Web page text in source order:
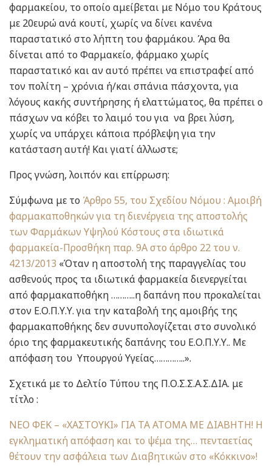
φαρμακείου, το οποίο αμείβεται με Νόμο του Κράτους
με 20ευρώ ανά κουτί, χωρίς να δίνει κανένα
παραστατικό στο λήπτη του φαρμάκου. Άρα θα
δίνεται από το Φαρμακείο, φάρμακο χωρίς
παραστατικό και αν αυτό πρέπει να επιστραφεί από
τον πολίτη – χρόνια ή/και σπάνια πάσχοντα, για
λόγους κακής συντήρησης ή ελαττώματος, θα πρέπει ο
πάσχων να κόβει το λαιμό του για να βρει λύση,
χωρίς να υπάρχει κάποια πρόβλεψη για την
κατάσταση αυτή! Και γιατί άλλωστε;
Προς γνώση, λοιπόν και επίρρωση:
Σύμφωνα με το Άρθρο 55, του Σχεδίου Νόμου : Αμοιβή
φαρμακαποθηκών για τη διενέργεια της αποστολής
των Φαρμάκων Υψηλού Κόστους στα ιδιωτικά
φαρμακεία-Προσθήκη παρ. 9Α στο άρθρο 22 του ν.
4213/2013 «Όταν η αποστολή της παραγγελίας του
ασθενούς προς τα ιδιωτικά φαρμακεία διενεργείται
από φαρμακαποθήκη ………..η δαπάνη που προκαλείται
στον Ε.Ο.Π.Υ.Υ. για την καταβολή της αμοιβής της
φαρμακαποθήκης δεν συνυπολογίζεται στο συνολικό
όριο της φαρμακευτικής δαπάνης του Ε.Ο.Π.Υ.Υ.. Με
απόφαση του Υπουργού Υγείας…………..».
Σχετικά με το Δελτίο Τύπου της Π.Ο.Σ.Σ.Α.Σ.ΔΙΑ. με
τίτλο :
ΝΕΟ ΦΕΚ – «ΧΑΣΤΟΥΚΙ» ΓΙΑ ΤΑ ΑΤΟΜΑ ΜΕ ΔΙΑΒΗΤΗ! Η
εγκληματική απόφαση και το ψέμα της… πενταετίας
θέτουν την ασφάλεια των Διαβητικών στο «Κόκκινο»!